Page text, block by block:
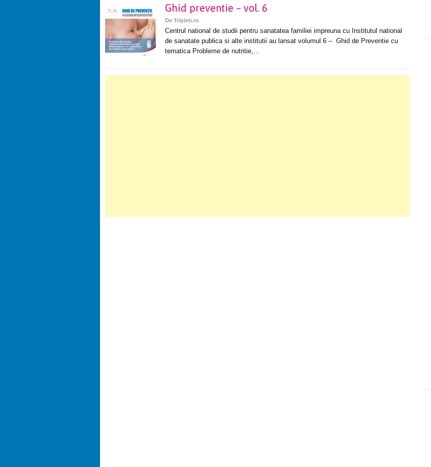
Ghid preventie – vol. 6
De Tripleti.ro
Centrul national de studii pentru sanatatea familiei impreuna cu Institutul national
de sanatate publica si alte institutii au lansat volumul 6 – Ghid de Preventie cu
tematica Probleme de nutritie,...